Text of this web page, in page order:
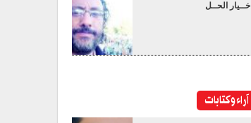
خــيار الحــل
آراء وكتابات